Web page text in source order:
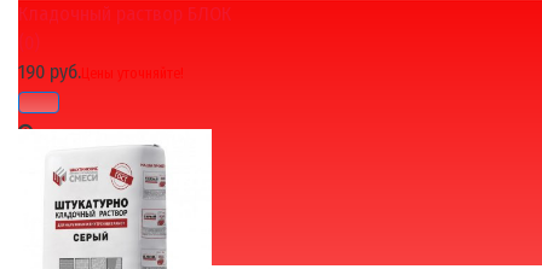
избранное сравнить
Кладочный раствор БЛОК
(0)
190 руб.Цены уточняйте!